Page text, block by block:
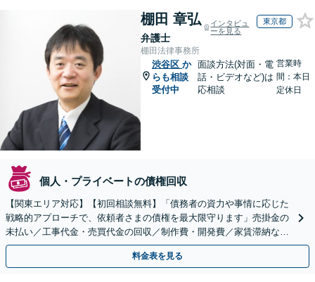
棚田 章弘
弁護士
インタビュ
ーを見る
東京都
棚田法律事務所
渋谷区 か
らも相談
受付中
面談方法(対面・電
話・ビデオなど)は
応相談
営業時
間：本日
定休日
個人・プライベートの債権回収
【関東エリア対応】【初回相談無料】「債務者の資力や事情に応じた
戦略的アプローチで、依頼者さまの債権を最大限守ります」売掛金の
未払い／工事代金・売買代金の回収／制作費・開発費／家賃滞納な
ど、事業活動で発生するあらゆる債権回収に実績あり
料金表を見る